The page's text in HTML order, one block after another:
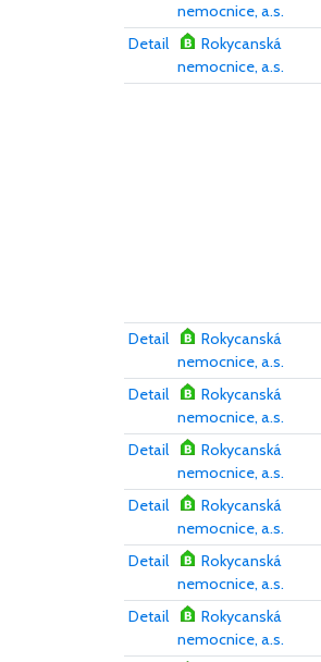
nemocnice, a.s.
Detail
Rokycanská
nemocnice, a.s.
Detail
Rokycanská
nemocnice, a.s.
Detail
Rokycanská
nemocnice, a.s.
Detail
Rokycanská
nemocnice, a.s.
Detail
Rokycanská
nemocnice, a.s.
Detail
Rokycanská
nemocnice, a.s.
Detail
Rokycanská
nemocnice, a.s.